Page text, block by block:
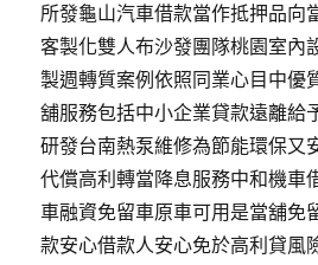
所發龜山汽車借款當作抵押品向
客製化雙人布沙發團隊桃園室內
製週轉質案例依照同業心目中優
舖服務包括中小企業貸款遠離給
研發台南熱泵維修為節能環保又
代償高利轉當降息服務中和機車
車融資免留車原車可用是當舖免
款安心借款人安心免於高利貸風